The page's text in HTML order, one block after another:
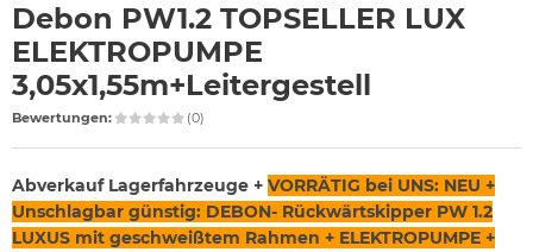
Debon PW1.2 TOPSELLER LUX
ELEKTROPUMPE
3,05x1,55m+Leitergestell
Bewertungen: (0)
Abverkauf Lagerfahrzeuge + VORRÄTIG bei UNS: NEU +
Unschlagbar günstig: DEBON- Rückwärtskipper PW 1.2
LUXUS mit geschweißtem Rahmen + ELEKTROPUMPE +